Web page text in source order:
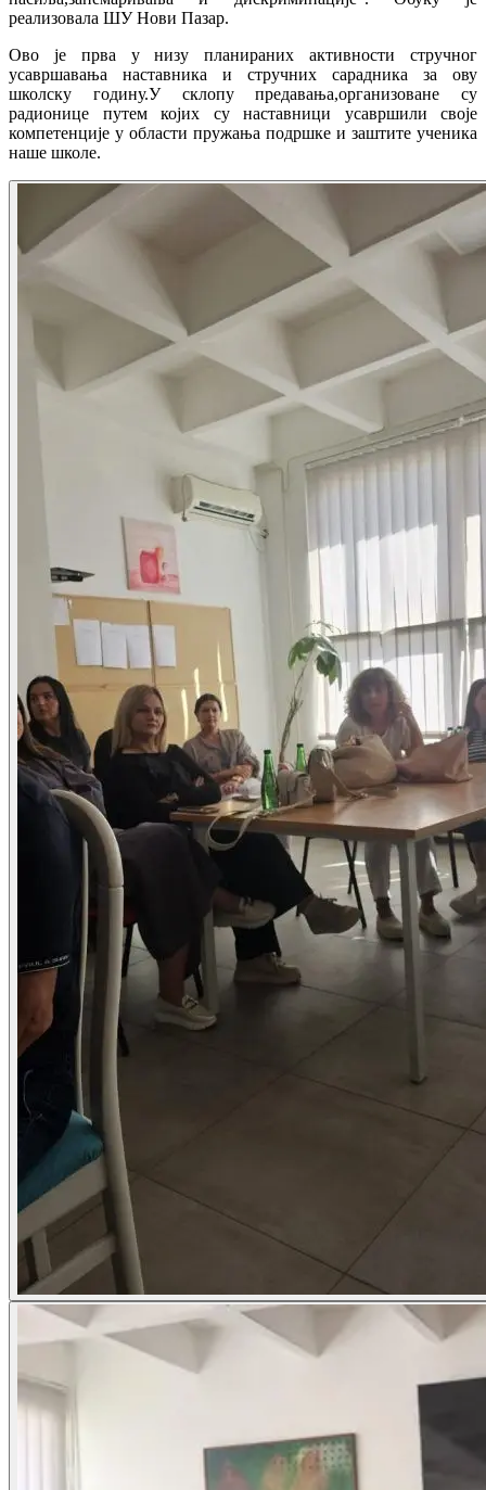
реализовала ШУ Нови Пазар.
Ово је прва у низу планираних активности стручног
усавршавања наставника и стручних сарадника за ову
школску годину.У склопу предавања,организоване су
радионице путем којих су наставници усавршили своје
компетенције у области пружања подршке и заштите ученика
наше школе.